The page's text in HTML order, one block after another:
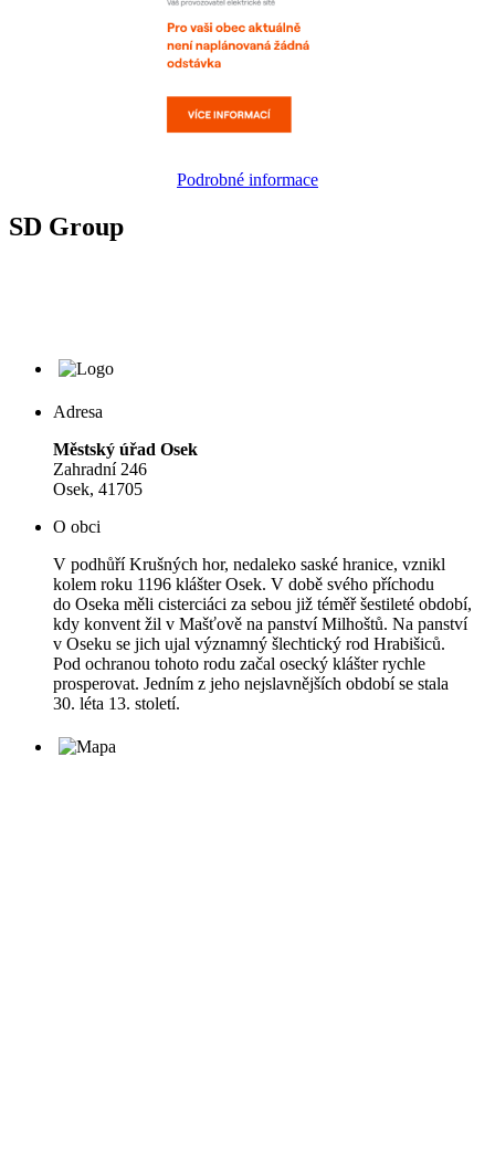
Podrobné informace
SD Group
Adresa
Městský úřad Osek
Zahradní 246
Osek, 41705
O obci
V podhůří Krušných hor, nedaleko saské hranice, vznikl
kolem roku 1196 klášter Osek. V době svého příchodu
do Oseka měli cisterciáci za sebou již téměř šestileté období,
kdy konvent žil v Mašťově na panství Milhoštů. Na panství
v Oseku se jich ujal významný šlechtický rod Hrabišiců.
Pod ochranou tohoto rodu začal osecký klášter rychle
prosperovat. Jedním z jeho nejslavnějších období se stala
30. léta 13. století.